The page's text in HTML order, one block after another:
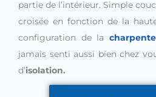
partie de l’intérieur. Simple
croisée en fonction de la
configuration de lacharpente
jamais senti aussi bien chez
d’isolation.